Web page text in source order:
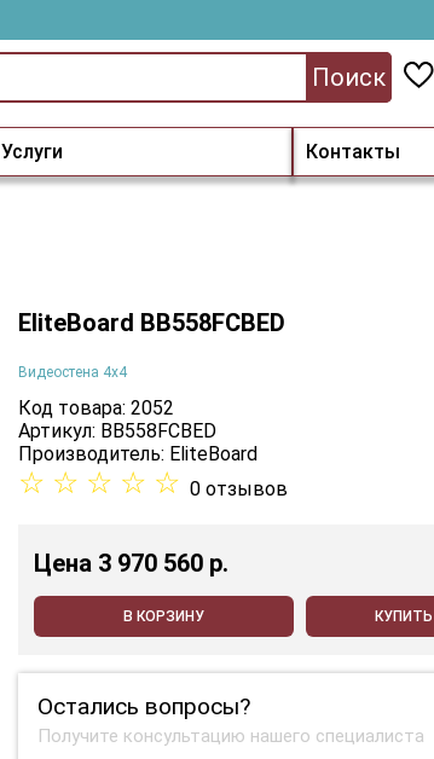
Услуги Контакты
Поиск
EliteBoard BB558FCBED
Видеостена 4х4
Код товара: 2052
Артикул: BB558FCBED
Производитель: EliteBoard
☆ ☆ ☆ ☆ ☆ 0 отзывов
Цена 3 970 560 p.
В КОРЗИНУ КУПИТЬ
Остались вопросы?
Получите консультацию нашего специалиста